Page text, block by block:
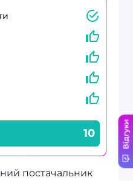
10
постачальник
Відгуки